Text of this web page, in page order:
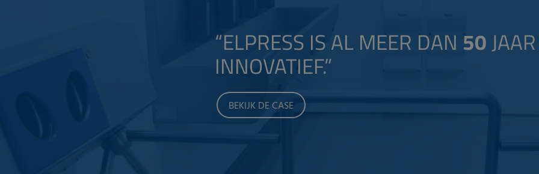
“ELPRESS IS AL MEER DAN 50JAAR
INNOVATIEF.”
BEKIJK DE CASE